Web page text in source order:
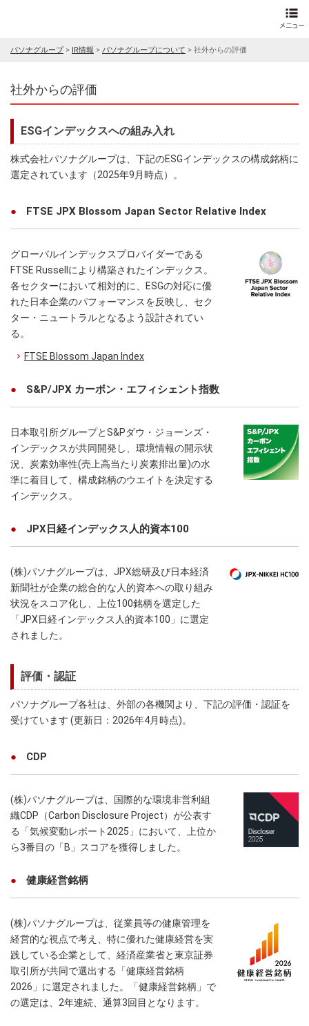
パソナグループ> IR情報 > パソナグループについて > 社外からの評価
社外からの評価
ESGインデックスへの組み入れ
株式会社パソナグループは、下記のESGインデックスの構成銘柄に
選定されています（2025年9月時点）。
FTSE JPX Blossom Japan Sector Relative Index
グローバルインデックスプロバイダーである
FTSE Russellにより構築されたインデックス。
各セクターにおいて相対的に、ESGの対応に優
れた日本企業のパフォーマンスを反映し、セク
ター・ニュートラルとなるよう設計されてい
る。
FTSE Blossom Japan Index
S&P/JPX カーボン・エフィシェント指数
日本取引所グループとS&Pダウ・ジョーンズ・
インデックスが共同開発し、環境情報の開示状
況、炭素効率性(売上高当たり炭素排出量)の水
準に着目して、構成銘柄のウエイトを決定する
インデックス。
JPX日経インデックス人的資本100
(株)パソナグループは、JPX総研及び日本経済
新聞社が企業の総合的な人的資本への取り組み
状況をスコア化し、上位100銘柄を選定した
「JPX日経インデックス人的資本100」に選定
されました。
評価・認証
パソナグループ各社は、外部の各機関より、下記の評価・認証を
受けています (更新日：2026年4月時点)。
CDP
(株)パソナグループは、国際的な環境非営利組
織CDP（Carbon Disclosure Project）が公表す
る「気候変動レポート2025」において、上位か
ら3番目の「B」スコアを獲得しました。
健康経営銘柄
(株)パソナグループは、従業員等の健康管理を
経営的な視点で考え、特に優れた健康経営を実
践している企業として、経済産業省と東京証券
取引所が共同で選出する「健康経営銘柄
2026」に選定されました。「健康経営銘柄」で
の選定は、2年連続、通算3回目となります。